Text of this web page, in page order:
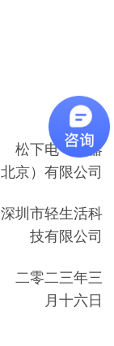
松下电气机器
北京）有限公司
深圳市轻生活科
技有限公司
二零二三年三
月十六日